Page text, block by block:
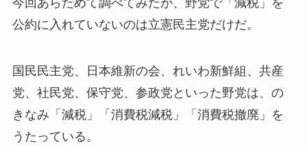
公約に入れていないのは立憲民主党だけだ。
国民民主党、日本維新の会、れいわ新鮮組、共産
党、社民党、保守党、参政党といった野党は、の
きなみ「減税」「消費税減税」「消費税撤廃」を
うたっている。